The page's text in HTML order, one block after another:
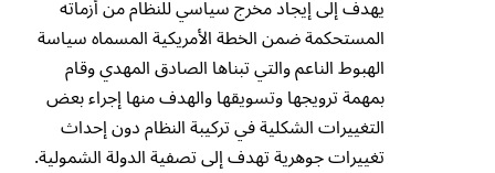
يهدف إلى إيجاد مخرج سياسي للنظام من أزماته
المستحكمة ضمن الخطة الأمريكية المسماه سياسة
الهبوط الناعم والتي تبناها الصادق المهدي وقام
بمهمة ترويجها وتسويقها والهدف منها إجراء بعض
التغييرات الشكلية في تركيبة النظام دون إحداث
تغييرات جوهرية تهدف إلى تصفية الدولة الشمولية.